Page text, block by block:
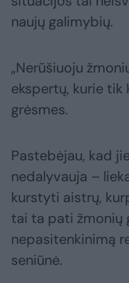
naujų galimybių.
„Nerūšiuoju
ekspertų, kurie tik
grėsmes.
Pastebėjau, kad
nedalyvauja –
kurstyti aistrų,
tai ta pati žmonių
nepasitenkinimą
seniūnė.